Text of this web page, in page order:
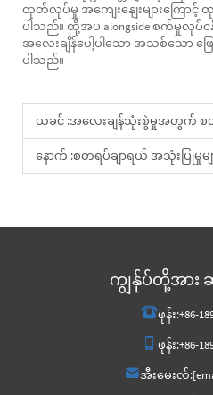
ထုတ်လုပ်မှု အကျေးနျေးများကြောင့်
ပါသည်။ ထို့အပ alongside စက်မှုလုပ်ငန်
အလေးချိန်ပေါ့ပါသော အသစ်သော ဖြ
ပါသည်။
ယခင် :အလေးချန်သုံးစွဲမှုအတွက် စတီလ်သံမဏိဘားမ
နောက် :စတရပ်ချာရယ် အသုံးပြုမှုများအတွက် သင့်
ကျွန်ုပ်တို့အား
ဖုန်း:+86-
ဖုန်း:+86-
အီးမေးလ်: